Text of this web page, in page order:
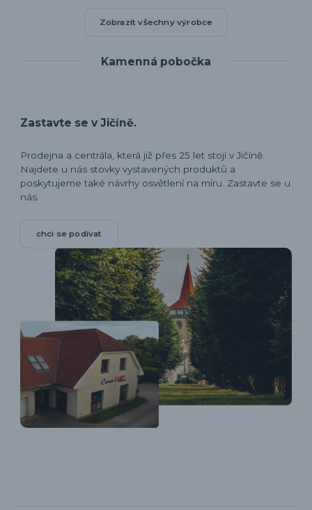
Zobrazit všechny výrobce
Kamenná pobočka
Zastavte se v Jičíně.
Prodejna a centrála, která již přes 25 let stojí v Jičíně.
Najdete u nás stovky vystavených produktů a
poskytujeme také návrhy osvětlení na míru. Zastavte se u
nás.
chci se podívat